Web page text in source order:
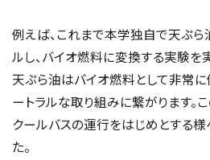
例えば、これまで本学独自で天ぷ
ルし、バイオ燃料に変換する実験を
天ぷら油はバイオ燃料として非常に
ートラルな取り組みに繋がります。
クールバスの運行をはじめとする
た。